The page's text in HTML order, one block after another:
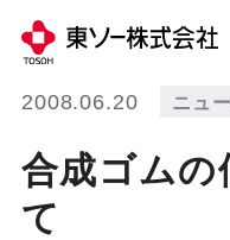
2008.06.20 ニュ
合成ゴムの
て